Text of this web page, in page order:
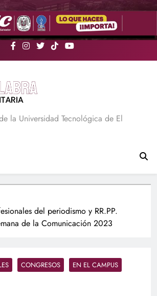
Universitaria
la Universidad Tecnológica de El
del periodismo y RR.PP.
de la Comunicación 2023
CONGRESOS
EN EL CAMPUS